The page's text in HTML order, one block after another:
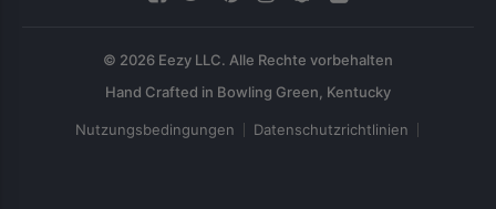
© 2026 Eezy LLC. Alle Rechte vorbehalten
Nutzungsbedingungen Datenschutzrichtlinien